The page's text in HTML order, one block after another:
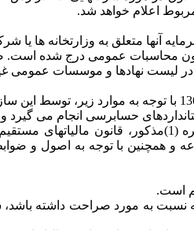
اعلام خواهد شد.
که بیش از پنجاه درصد سرمایه آنها
است. ضمنا، شرکتهای مشمول تبصره 1
2-2- مبنای تعیین درآمد مشمول مالیات شرکتهای دولتی
و همچنین با توجه به اصول و
است.
نسبت به مورد صراحت داشته